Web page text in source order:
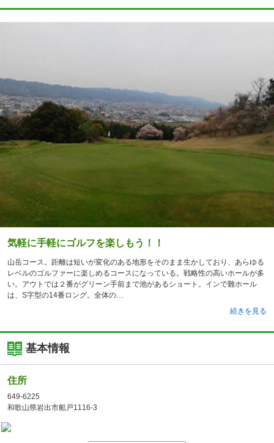
気軽に手軽にゴルフを楽しもう！！
山岳コース。距離は短いが変化のある地形をそのまま生かしており、あらゆる
レベルのゴルファーに楽しめるコースになっている。戦略性の高いホールが多
い。アウトでは２番がグリーン手前まで池があるショート。インで難ホール
は、S字型の14番ロング。全体の
続きを見る
基本情報
住所
649-6225
和歌山県岩出市船戸1116-3